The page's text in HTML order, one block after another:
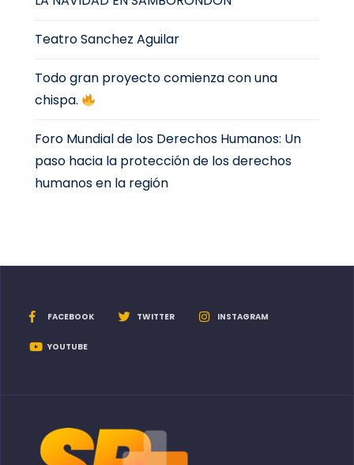
Teatro Sanchez Aguilar
Todo gran proyecto comienza con una
chispa.
Foro Mundial de los Derechos Humanos: Un
paso hacia la protección de los derechos
humanos en la región
FACEBOOK TWITTER INSTAGRAM
YOUTUBE